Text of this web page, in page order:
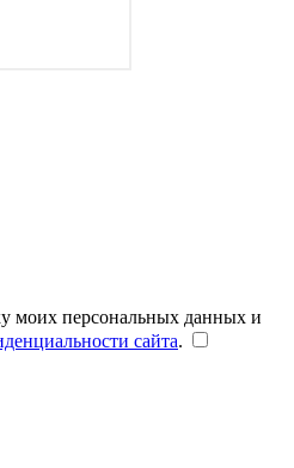
моих персональных данных и
сайта.